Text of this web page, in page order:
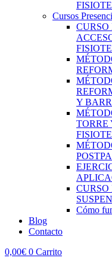
Cursos
CURSO
Y
TORRE
CURSO
Cómo
Blog
Contacto
0,00€ 0 Carrito